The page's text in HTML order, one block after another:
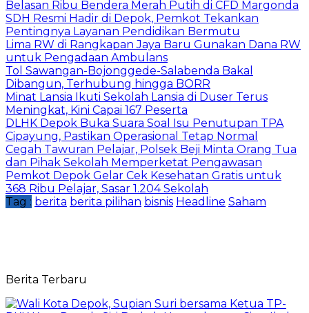
Belasan Ribu Bendera Merah Putih di CFD Margonda
SDH Resmi Hadir di Depok, Pemkot Tekankan
Pentingnya Layanan Pendidikan Bermutu
Lima RW di Rangkapan Jaya Baru Gunakan Dana RW
untuk Pengadaan Ambulans
Tol Sawangan-Bojonggede-Salabenda Bakal
Dibangun, Terhubung hingga BORR
Minat Lansia Ikuti Sekolah Lansia di Duser Terus
Meningkat, Kini Capai 167 Peserta
DLHK Depok Buka Suara Soal Isu Penutupan TPA
Cipayung, Pastikan Operasional Tetap Normal
Cegah Tawuran Pelajar, Polsek Beji Minta Orang Tua
dan Pihak Sekolah Memperketat Pengawasan
Pemkot Depok Gelar Cek Kesehatan Gratis untuk
368 Ribu Pelajar, Sasar 1.204 Sekolah
Tag : berita berita pilihan bisnis Headline Saham
Berita Terbaru